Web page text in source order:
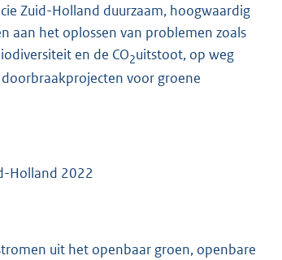
Zuid-Holland duurzaam, hoogwaardig
aan het oplossen van problemen zoals
en de CO2uitstoot, op weg
voor groene
Holland 2022
uit het openbaar groen, openbare